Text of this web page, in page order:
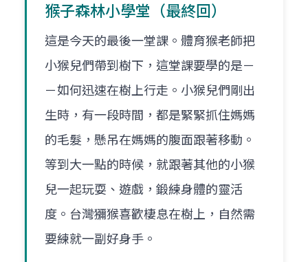
猴子森林小學堂（最終回）
這是今天的最後一堂課。體育猴老師把
小猴兒們帶到樹下，這堂課要學的是－
－如何迅速在樹上行走。小猴兒們剛出
生時，有一段時間，都是緊緊抓住媽媽
的毛髮，懸吊在媽媽的腹面跟著移動。
等到大一點的時候，就跟著其他的小猴
兒一起玩耍、遊戲，鍛練身體的靈活
度。台灣獼猴喜歡棲息在樹上，自然需
要練就一副好身手。